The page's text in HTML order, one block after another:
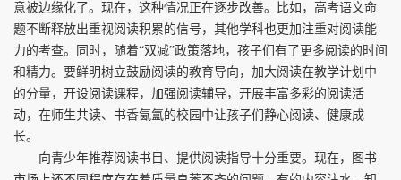
意被边缘化了。现在，这种情况正在逐步改善。比如，高考语文命
题不断释放出重视阅读积累的信号，其他学科也更加注重对阅读能
力的考查。同时，随着“双减”政策落地，孩子们有了更多阅读的时间
和精力。要鲜明树立鼓励阅读的教育导向，加大阅读在教学计划中
的分量，开设阅读课程，加强阅读辅导，开展丰富多彩的阅读活
动，在师生共读、书香氤氲的校园中让孩子们静心阅读、健康成
长。
向青少年推荐阅读书目、提供阅读指导十分重要。现在，图书